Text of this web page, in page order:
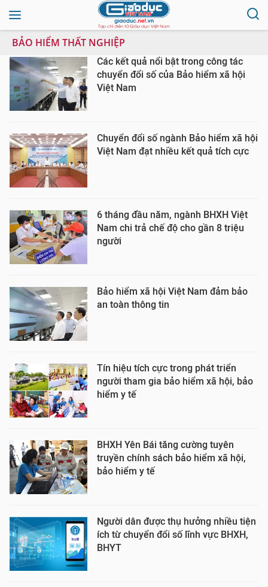
BẢO HIỂM THẤT NGHIỆP
Các kết quả nổi bật trong công tác
chuyển đổi số của Bảo hiểm xã hội
Việt Nam
Chuyển đổi số ngành Bảo hiểm xã hội
Việt Nam đạt nhiều kết quả tích cực
6 tháng đầu năm, ngành BHXH Việt
Nam chi trả chế độ cho gần 8 triệu
người
Bảo hiểm xã hội Việt Nam đảm bảo
an toàn thông tin
Tín hiệu tích cực trong phát triển
người tham gia bảo hiểm xã hội, bảo
hiểm y tế
BHXH Yên Bái tăng cường tuyên
truyền chính sách bảo hiểm xã hội,
bảo hiểm y tế
Người dân được thụ hưởng nhiều tiện
ích từ chuyển đổi số lĩnh vực BHXH,
BHYT